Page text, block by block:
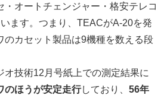
・オートチェンジャー・格安テレコ
ます。つまり、TEACがA-20を発
のカセット製品は9機種を数える段
オ技術12月号紙上での測定結果に
のほうが安定走行しており、 56年